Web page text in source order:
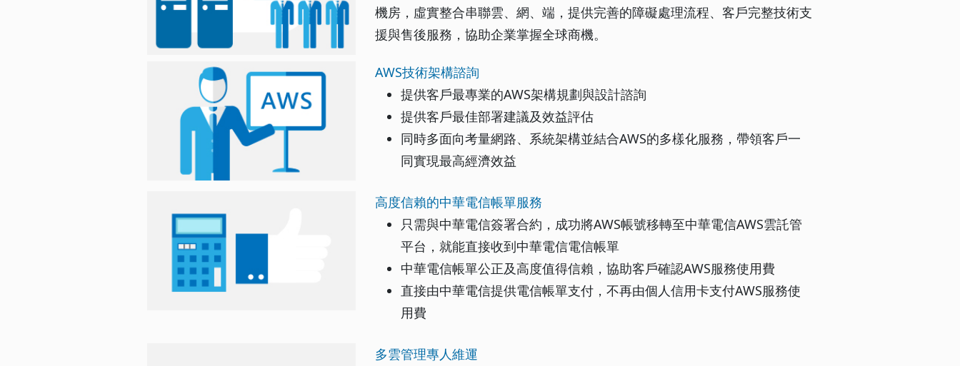
機房，虛實整合串聯雲、網、端，提供完善的障礙處理流程、客戶完整技術支
援與售後服務，協助企業掌握全球商機。
AWS技術架構諮詢
提供客戶最專業的AWS架構規劃與設計諮詢
提供客戶最佳部署建議及效益評估
同時多面向考量網路、系統架構並結合AWS的多樣化服務，帶領客戶一
同實現最高經濟效益
高度信賴的中華電信帳單服務
只需與中華電信簽署合約，成功將AWS帳號移轉至中華電信AWS雲託管
平台，就能直接收到中華電信電信帳單
中華電信帳單公正及高度值得信賴，協助客戶確認AWS服務使用費
直接由中華電信提供電信帳單支付，不再由個人信用卡支付AWS服務使
用費
多雲管理專人維運